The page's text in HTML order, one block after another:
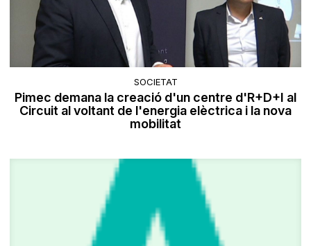
SOCIETAT
Pimec demana la creació d'un centre d'R+D+I al
Circuit al voltant de l'energia elèctrica i la nova
mobilitat